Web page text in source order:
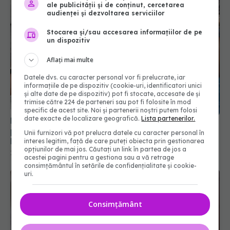
România, pe locul 16 din 36 de țări în clasamentul
privind bunăstarea copiilor. Ţările de Jos şi
Danemarca, pe primele locuri
14 mai 2025, 19:24
ale publicității și de conținut, cercetarea
audienței și dezvoltarea serviciilor
Stocarea și/sau accesarea informațiilor de pe
un dispozitiv
Aflați mai multe
Datele dvs. cu caracter personal vor fi prelucrate, iar
informațiile de pe dispozitiv (cookie-uri, identificatori unici
și alte date de pe dispozitiv) pot fi stocate, accesate de și
trimise către 224 de parteneri sau pot fi folosite în mod
specific de acest site. Noi și partenerii noștri putem folosi
date exacte de localizare geografică.Lista partenerilor.
Unii furnizori vă pot prelucra datele cu caracter personal în
interes legitim, față de care puteți obiecta prin gestionarea
opțiunilor de mai jos. Căutați un link în partea de jos a
acestei pagini pentru a gestiona sau a vă retrage
consimțământul în setările de confidențialitate și cookie-
uri.
Consimțământ